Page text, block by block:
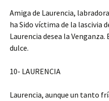
Amiga de Laurencia,
ha Sido víctima de la lascivia
Laurencia desea la
dulce.
10- LAURENCIA
Laurencia, aunque un tanto